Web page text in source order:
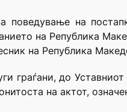
поведување на
на Република
на Република
граѓани, до
на актот,